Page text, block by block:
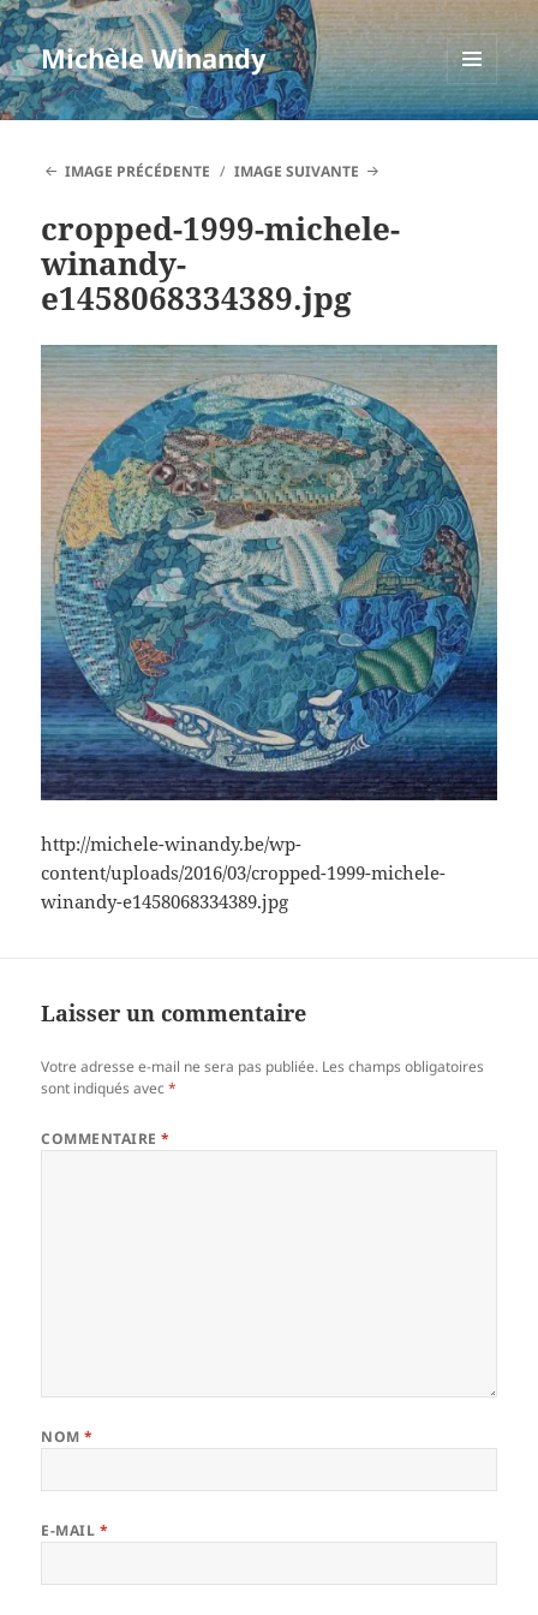
Michèle Winandy
MENU
ET
IMAGE PRÉCÉDENTE
IMAGE SUIVANTE
cropped-1999-michele-
winandy-
e1458068334389.jpg
http://michele-winandy.be/wp-
content/uploads/2016/03/cropped-1999-michele-
winandy-e1458068334389.jpg
Laisser un commentaire
Votre adresse e-mail ne sera pas publiée. Les champs obligatoires
sont indiqués avec*
COMMENTAIRE*
NOM*
E-MAIL *